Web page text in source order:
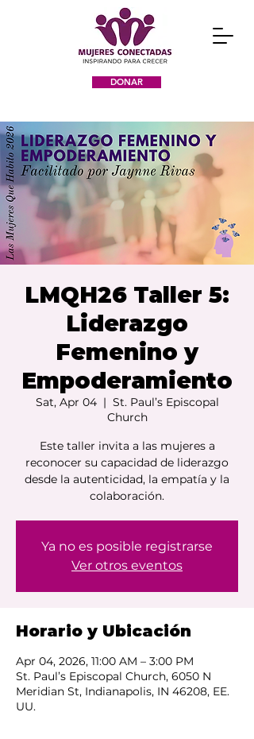
DONAR
LMQH26 Taller 5:
Liderazgo
Femenino y
Empoderamiento
Sat, Apr 04
  |
St. Paul’s Episcopal
Church
Este taller invita a las mujeres a
reconocer su capacidad de liderazgo
desde la autenticidad, la empatía y la
colaboración.
Ya no es posible registrarse
Ver otros eventos
Horario y Ubicación
Apr 04, 2026, 11:00 AM – 3:00 PM
St. Paul’s Episcopal Church, 6050 N
Meridian St, Indianapolis, IN 46208, EE.
UU.